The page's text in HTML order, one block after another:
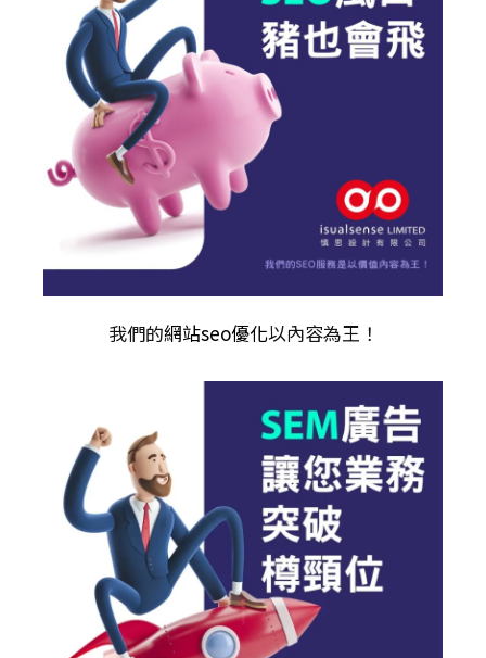
我們的網站seo優化以內容為王！